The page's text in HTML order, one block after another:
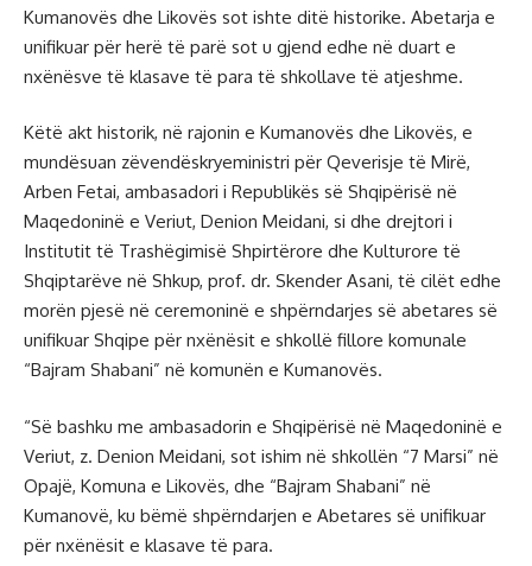
Kumanovës dhe Likovës sot ishte ditë historike. Abetarja e
unifikuar për herë të parë sot u gjend edhe në duart e
nxënësve të klasave të para të shkollave të atjeshme.
Këtë akt historik, në rajonin e Kumanovës dhe Likovës, e
mundësuan zëvendëskryeministri për Qeverisje të Mirë,
Arben Fetai, ambasadori i Republikës së Shqipërisë në
Maqedoninë e Veriut, Denion Meidani, si dhe drejtori i
Institutit të Trashëgimisë Shpirtërore dhe Kulturore të
Shqiptarëve në Shkup, prof. dr. Skender Asani, të cilët edhe
morën pjesë në ceremoninë e shpërndarjes së abetares së
unifikuar Shqipe për nxënësit e shkollë fillore komunale
“Bajram Shabani” në komunën e Kumanovës.
“Së bashku me ambasadorin e Shqipërisë në Maqedoninë e
Veriut, z. Denion Meidani, sot ishim në shkollën “7 Marsi” në
Opajë, Komuna e Likovës, dhe “Bajram Shabani” në
Kumanovë, ku bëmë shpërndarjen e Abetares së unifikuar
për nxënësit e klasave të para.